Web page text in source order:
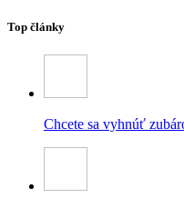
Top články
Chcete sa vyhnúť